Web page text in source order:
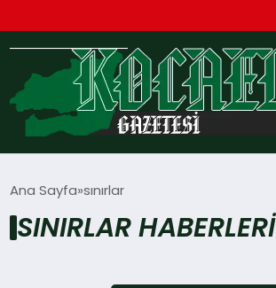
TEKNOLOJI
Ana Sayfa sınırlar
SINIRLAR HABERLERI